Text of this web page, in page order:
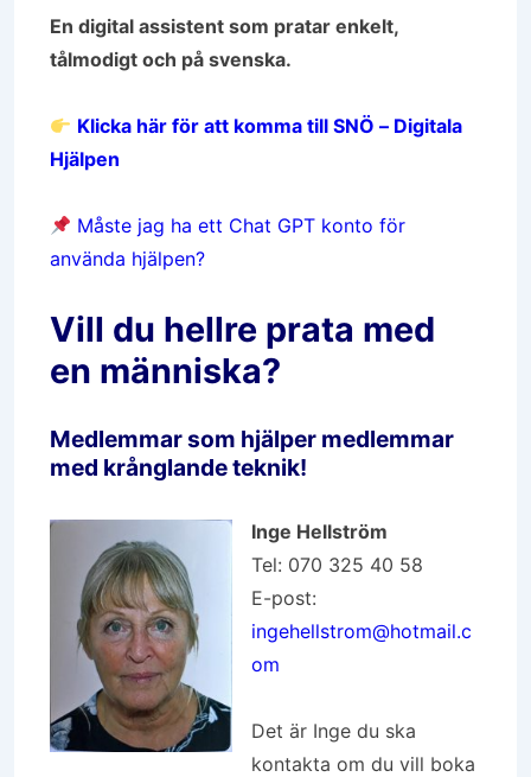
En digital assistent som pratar enkelt,
tålmodigt och på svenska.
Klicka här för att komma till SNÖ – Digitala
Hjälpen
Måste jag ha ett Chat GPT konto för
använda hjälpen?
Vill du hellre prata med
en människa?
Medlemmar som hjälper medlemmar
med krånglande teknik!
Inge Hellström
Tel: 070 325 40 58
E-post:
ingehellstrom@hotmail.c
om
Det är Inge du ska
kontakta om du vill boka